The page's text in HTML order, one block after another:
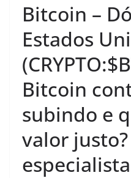
Bitcoin –
Estados
Bitcoin
subindo e
valor